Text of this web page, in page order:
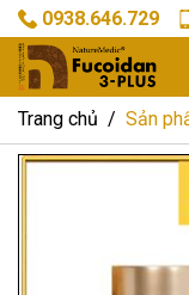
0938.646.729
Trang chủ Sản